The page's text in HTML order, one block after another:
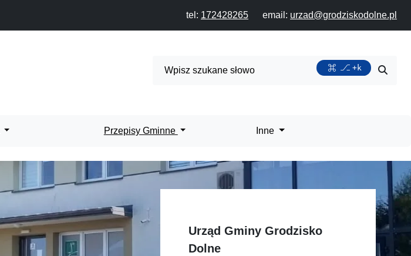
tel: 172428265 email: urzad@grodziskodolne.pl
Wyszukiwarka +k
Przepisy Gminne Inne
Urząd Gminy Grodzisko
Dolne